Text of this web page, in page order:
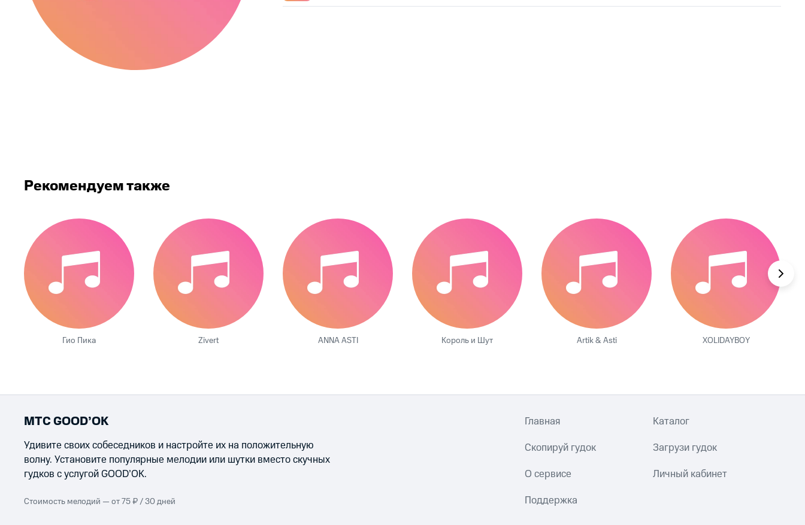
Рекомендуем также
Гио Пика Zivert ANNA ASTI Король и Шут Artik & Asti XOLIDAYBOY
МТС GOOD’OK
Удивите своих собеседников и настройте их на положительную
волну. Установите популярные мелодии или шутки вместо скучных
гудков с услугой GOOD’OK.
Стоимость мелодий — от 75 ₽ / 30 дней
Главная Каталог
Скопируй гудок Загрузи гудок
О сервисе Личный кабинет
Поддержка